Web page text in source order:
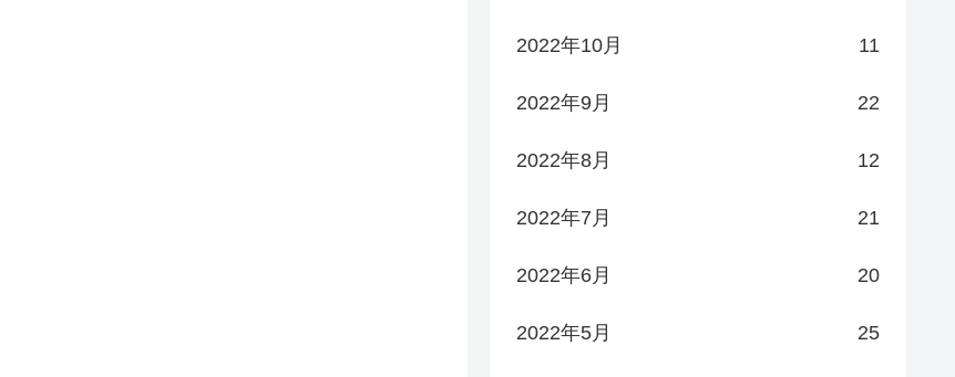
2022年10月 11
2022年9月 22
2022年8月 12
2022年7月 21
2022年6月 20
2022年5月 25